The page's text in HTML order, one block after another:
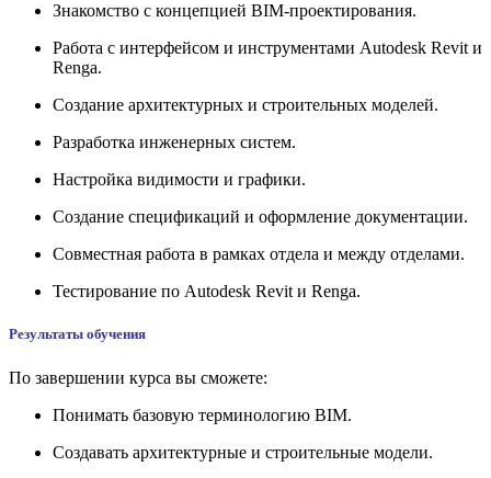
Знакомство с концепцией BIM-проектирования.
Работа с интерфейсом и инструментами Autodesk Revit и
Renga.
Создание архитектурных и строительных моделей.
Разработка инженерных систем.
Настройка видимости и графики.
Создание спецификаций и оформление документации.
Совместная работа в рамках отдела и между отделами.
Тестирование по Autodesk Revit и Renga.
Результаты обучения
По завершении курса вы сможете:
Понимать базовую терминологию BIM.
Создавать архитектурные и строительные модели.